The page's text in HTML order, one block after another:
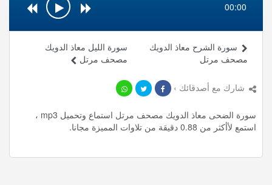
00:00
سورة الليل معاذ الدويك
مصحف مرتل
سورة الشرح معاذ الدويك
مصحف مرتل
شارك مع أصدقائك ›
سورة الضحى معاذ الدويك مصحف مرتل استماع وتحميل mp3 ،
استمع لأأكثر من 0.88 دقيقة من تلاوات المميزة مجانا.